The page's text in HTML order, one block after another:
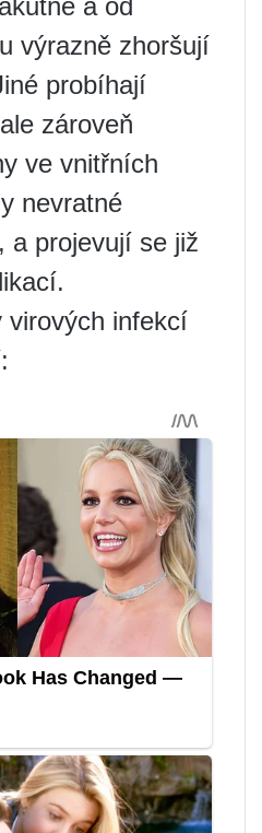
a od
výrazně zhoršují
probíhají
zároveň
ve vnitřních
nevratné
a projevují se již
virových infekcí